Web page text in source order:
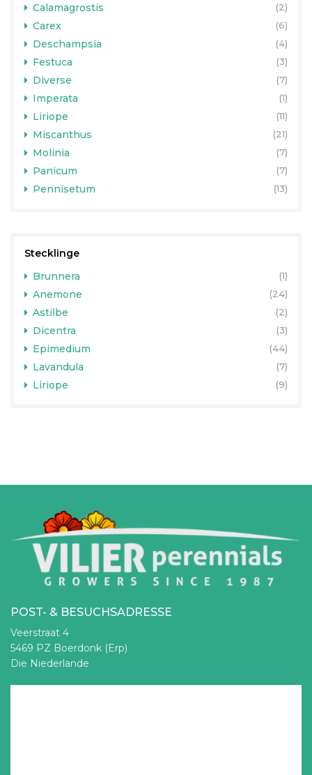
Calamagrostis (2)
Carex (6)
Deschampsia (4)
Festuca (3)
Diverse (7)
Imperata (1)
Liriope (11)
Miscanthus (21)
Molinia (7)
Panicum (7)
Pennisetum (13)
Stecklinge
Brunnera
(1)
Anemone (24)
Astilbe (2)
Dicentra (3)
Epimedium (44)
Lavandula (7)
Liriope (9)
POST- & BESUCHSADRESSE
Veerstraat 4
5469 PZ Boerdonk (Erp)
Die Niederlande